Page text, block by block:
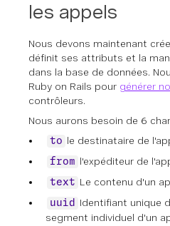
les appels
Nous devons maintenant
définit ses attributs et la
dans la base de données.
Ruby on Rails pour générer
contrôleurs.
Nous aurons besoin de 6
to le destinataire de
from l'expéditeur de
text Le contenu d'un
uuid
Identifiant unique
segment individuel d'un